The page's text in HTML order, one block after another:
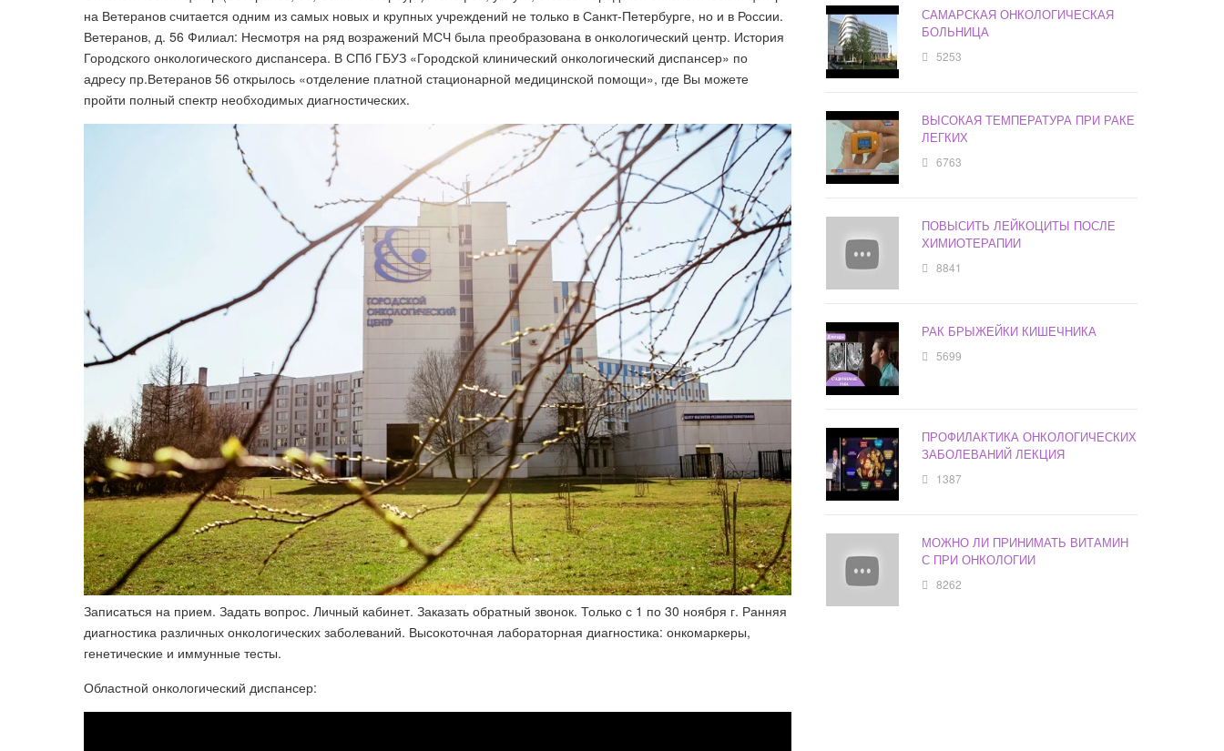
на Ветеранов считается одним из самых новых и крупных учреждений не только в Санкт-Петербурге, но и в России.
Ветеранов, д. 56 Филиал: Несмотря на ряд возражений МСЧ была преобразована в онкологический центр. История
Городского онкологического диспансера. В СПб ГБУЗ «Городской клинический онкологический диспансер» по
адресу пр.Ветеранов 56 открылось «отделение платной стационарной медицинской помощи», где Вы можете
пройти полный спектр необходимых диагностических.
Записаться на прием. Задать вопрос. Личный кабинет. Заказать обратный звонок. Только с 1 по 30 ноября г. Ранняя
диагностика различных онкологических заболеваний. Высокоточная лабораторная диагностика: онкомаркеры,
генетические и иммунные тесты.
Областной онкологический диспансер:
САМАРСКАЯ ОНКОЛОГИЧЕСКАЯ
БОЛЬНИЦА
5253
ВЫСОКАЯ ТЕМПЕРАТУРА ПРИ РАКЕ
ЛЕГКИХ
6763
ПОВЫСИТЬ ЛЕЙКОЦИТЫ ПОСЛЕ
ХИМИОТЕРАПИИ
8841
РАК БРЫЖЕЙКИ КИШЕЧНИКА
5699
ПРОФИЛАКТИКА ОНКОЛОГИЧЕСКИХ
ЗАБОЛЕВАНИЙ ЛЕКЦИЯ
1387
МОЖНО ЛИ ПРИНИМАТЬ ВИТАМИН
С ПРИ ОНКОЛОГИИ
8262